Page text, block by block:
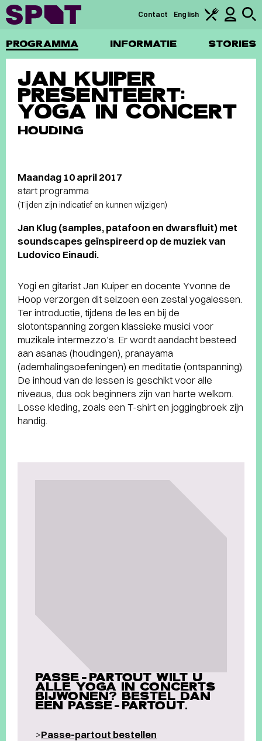
PROGRAMMA INFORMATIE STORIES
Contact English
JAN KUIPER
PRESENTEERT:
YOGA IN CONCERT
HOUDING
Maandag 10 april 2017
start programma
(Tijden zijn indicatief en kunnen wijzigen)
Jan Klug (samples, patafoon en dwarsfluit) met
soundscapes geïnspireerd op de muziek van
Ludovico Einaudi.
Yogi en gitarist Jan Kuiper en docente Yvonne de
Hoop verzorgen dit seizoen een zestal yogalessen.
Ter introductie, tijdens de les en bij de
slotontspanning zorgen klassieke musici voor
muzikale intermezzo’s. Er wordt aandacht besteed
aan asanas (houdingen), pranayama
(ademhalingsoefeningen) en meditatie (ontspanning).
De inhoud van de lessen is geschikt voor alle
niveaus, dus ook beginners zijn van harte welkom.
Losse kleding, zoals een T-shirt en joggingbroek zijn
handig.
PASSE-PARTOUT WILT U
ALLE YOGA IN CONCERTS
BIJWONEN? BESTEL DAN
EEN PASSE-PARTOUT.
>Passe-partout bestellen